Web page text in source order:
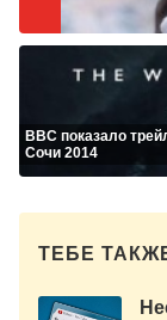
BBC показало
Сочи 2014
ТЕБЕ